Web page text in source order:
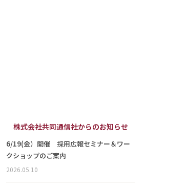
株式会社共同通信社からのお知らせ
6/19(金）開催 採用広報セミナー＆ワー
クショップのご案内
2026.05.10